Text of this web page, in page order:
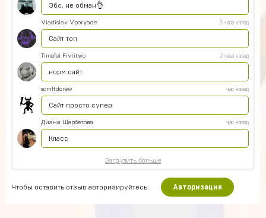
Збс, не обман👌
Vladislav Vporyade 3 часа назад
Сайт топ
Timofei Fivtitwo 2 часа назад
норм сайт
somftdcrew час назад
Сайт просто супер
Диана Щербетова час назад
Класс
Загрузить больше
Чтобы оставить отзыв авторизируйтесь. Авторизация